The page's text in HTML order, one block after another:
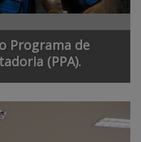
Programa de
(PPA).